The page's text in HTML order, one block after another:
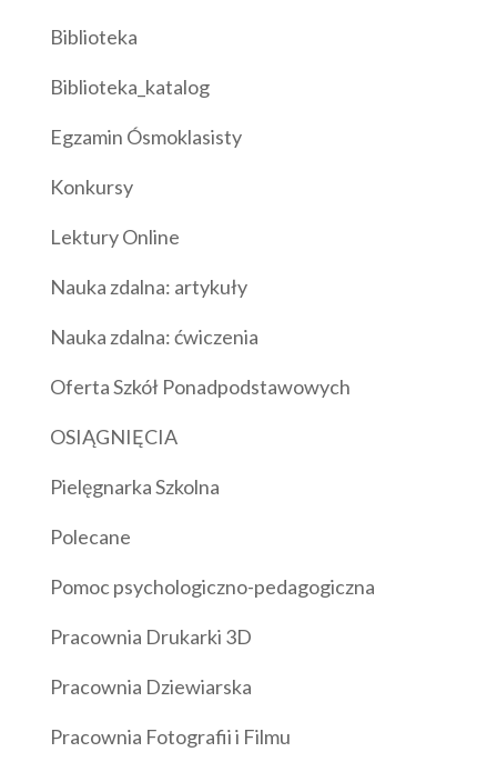
Biblioteka
Biblioteka_katalog
Egzamin Ósmoklasisty
Konkursy
Lektury Online
Nauka zdalna: artykuły
Nauka zdalna: ćwiczenia
Oferta Szkół Ponadpodstawowych
OSIĄGNIĘCIA
Pielęgnarka Szkolna
Polecane
Pomoc psychologiczno-pedagogiczna
Pracownia Drukarki 3D
Pracownia Dziewiarska
Pracownia Fotografii i Filmu